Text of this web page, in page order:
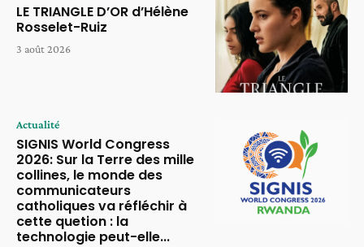
LE TRIANGLE D’OR d’Hélène
Rosselet-Ruiz
3 août 2026
Actualité
SIGNIS World Congress
2026: Sur la Terre des mille
collines, le monde des
communicateurs
catholiques va réfléchir à
cette quetion : la
technologie peut-elle...